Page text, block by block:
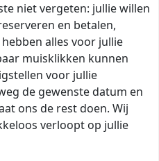
niet vergeten: jullie willen
en betalen,
alles voor jullie
muisklikken kunnen
voor jullie
de gewenste datum en
ons de rest doen. Wij
verloopt op jullie